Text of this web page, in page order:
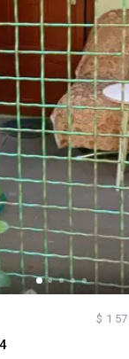
Переваги для
для себе.
— надішлемо за
придбати
$ 1